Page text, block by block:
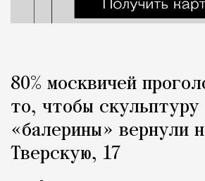
80% москвичей
то, чтобы скульптуру
«балерины» вернули
Тверскую, 17